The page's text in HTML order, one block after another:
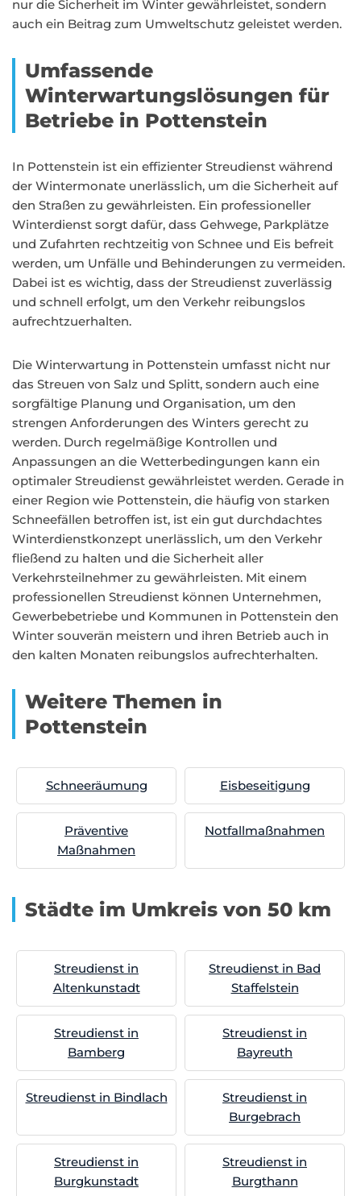
nur die Sicherheit im Winter gewährleistet, sondern
auch ein Beitrag zum Umweltschutz geleistet werden.
Umfassende
Winterwartungslösungen für
Betriebe in Pottenstein
In Pottenstein ist ein effizienter Streudienst während
der Wintermonate unerlässlich, um die Sicherheit auf
den Straßen zu gewährleisten. Ein professioneller
Winterdienst sorgt dafür, dass Gehwege, Parkplätze
und Zufahrten rechtzeitig von Schnee und Eis befreit
werden, um Unfälle und Behinderungen zu vermeiden.
Dabei ist es wichtig, dass der Streudienst zuverlässig
und schnell erfolgt, um den Verkehr reibungslos
aufrechtzuerhalten.
Die Winterwartung in Pottenstein umfasst nicht nur
das Streuen von Salz und Splitt, sondern auch eine
sorgfältige Planung und Organisation, um den
strengen Anforderungen des Winters gerecht zu
werden. Durch regelmäßige Kontrollen und
Anpassungen an die Wetterbedingungen kann ein
optimaler Streudienst gewährleistet werden. Gerade in
einer Region wie Pottenstein, die häufig von starken
Schneefällen betroffen ist, ist ein gut durchdachtes
Winterdienstkonzept unerlässlich, um den Verkehr
fließend zu halten und die Sicherheit aller
Verkehrsteilnehmer zu gewährleisten. Mit einem
professionellen Streudienst können Unternehmen,
Gewerbebetriebe und Kommunen in Pottenstein den
Winter souverän meistern und ihren Betrieb auch in
den kalten Monaten reibungslos aufrechterhalten.
Weitere Themen in
Pottenstein
Schneeräumung Eisbeseitigung
Präventive
Maßnahmen
Notfallmaßnahmen
Städte im Umkreis von 50 km
Streudienst in
Altenkunstadt
Streudienst in Bad
Staffelstein
Streudienst in
Bamberg
Streudienst in
Bayreuth
Streudienst in Bindlach
Streudienst in
Burgebrach
Streudienst in
Burgkunstadt
Streudienst in
Burgthann